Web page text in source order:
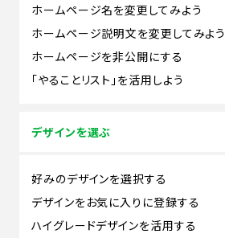
ホームページ名を変更してみよう
ホームページ説明文を変更してみよう
ホームページを非公開にする
「やることリスト」を活用しよう
デザインを選ぶ
好みのデザインを選択する
デザインをお気に入りに登録する
ハイグレードデザインを活用する